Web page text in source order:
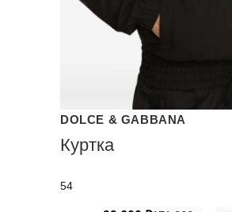
DOLCE & GABBANA
Куртка
54